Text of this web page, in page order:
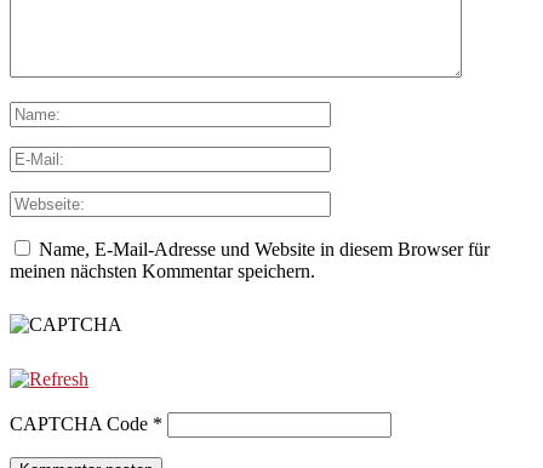
Name, E-Mail-Adresse und Website in diesem Browser für
meinen nächsten Kommentar speichern.
CAPTCHA Code *